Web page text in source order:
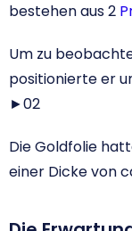
bestehen aus 2
Um zu
positionierte er
►02
Die Goldfolie
einer Dicke von